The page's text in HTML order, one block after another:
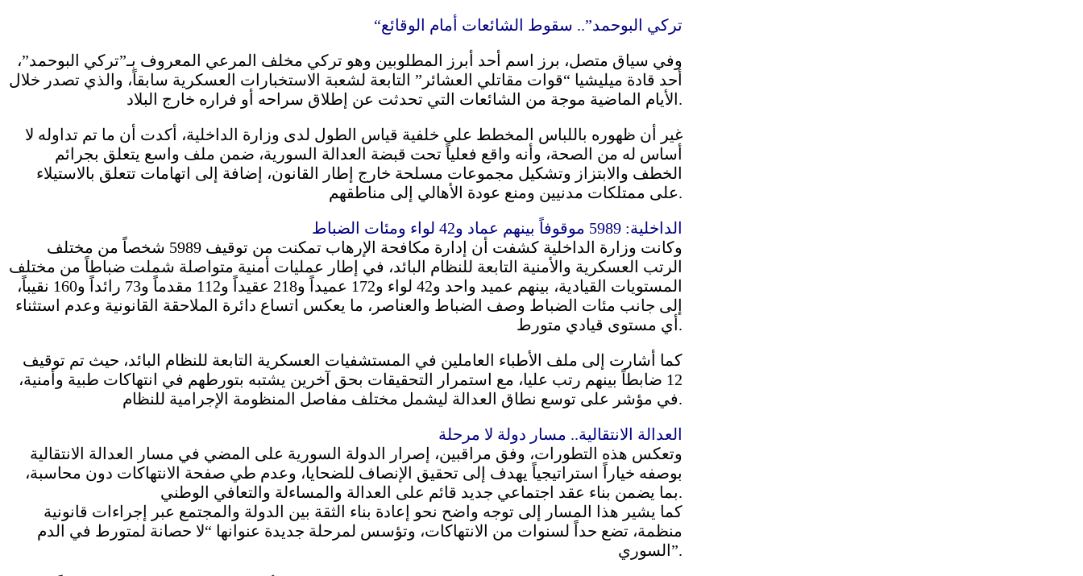
“تركي البوحمد”.. سقوط الشائعات أمام الوقائع
وفي سياق متصل، برز اسم أحد أبرز المطلوبين وهو تركي مخلف المرعي المعروف بـ”تركي البوحمد”،
أحد قادة ميليشيا “قوات مقاتلي العشائر” التابعة لشعبة الاستخبارات العسكرية سابقاً، والذي تصدر خلال
الأيام الماضية موجة من الشائعات التي تحدثت عن إطلاق سراحه أو فراره خارج البلاد.
غير أن ظهوره باللباس المخطط على خلفية قياس الطول لدى وزارة الداخلية، أكدت أن ما تم تداوله لا
أساس له من الصحة، وأنه واقع فعلياً تحت قبضة العدالة السورية، ضمن ملف واسع يتعلق بجرائم
الخطف والابتزاز وتشكيل مجموعات مسلحة خارج إطار القانون، إضافة إلى اتهامات تتعلق بالاستيلاء
على ممتلكات مدنيين ومنع عودة الأهالي إلى مناطقهم.
الداخلية: 5989 موقوفاً بينهم عماد و42 لواء ومئات الضباط
وكانت وزارة الداخلية كشفت أن إدارة مكافحة الإرهاب تمكنت من توقيف 5989 شخصاً من مختلف
الرتب العسكرية والأمنية التابعة للنظام البائد، في إطار عمليات أمنية متواصلة شملت ضباطاً من مختلف
المستويات القيادية، بينهم عميد واحد و42 لواء و172 عميداً و218 عقيداً و112 مقدماً و73 رائداً و160 نقيباً،
إلى جانب مئات الضباط وصف الضباط والعناصر، ما يعكس اتساع دائرة الملاحقة القانونية وعدم استثناء
أي مستوى قيادي متورط.
كما أشارت إلى ملف الأطباء العاملين في المستشفيات العسكرية التابعة للنظام البائد، حيث تم توقيف
12 ضابطاً بينهم رتب عليا، مع استمرار التحقيقات بحق آخرين يشتبه بتورطهم في انتهاكات طبية وأمنية،
في مؤشر على توسع نطاق العدالة ليشمل مختلف مفاصل المنظومة الإجرامية للنظام.
العدالة الانتقالية.. مسار دولة لا مرحلة
وتعكس هذه التطورات، وفق مراقبين، إصرار الدولة السورية على المضي في مسار العدالة الانتقالية
بوصفه خياراً استراتيجياً يهدف إلى تحقيق الإنصاف للضحايا، وعدم طي صفحة الانتهاكات دون محاسبة،
بما يضمن بناء عقد اجتماعي جديد قائم على العدالة والمساءلة والتعافي الوطني.
كما يشير هذا المسار إلى توجه واضح نحو إعادة بناء الثقة بين الدولة والمجتمع عبر إجراءات قانونية
منظمة، تضع حداً لسنوات من الانتهاكات، وتؤسس لمرحلة جديدة عنوانها “لا حصانة لمتورط في الدم
السوري”.